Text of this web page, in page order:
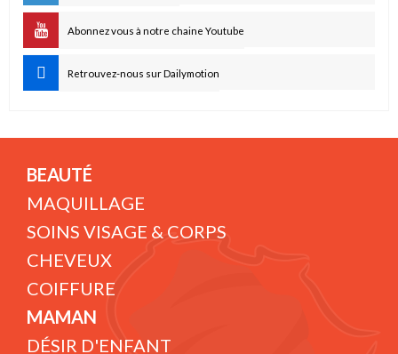
Abonnez vous à notre chaine Youtube
Retrouvez-nous sur Dailymotion
BEAUTÉ
MAQUILLAGE
SOINS VISAGE & CORPS
CHEVEUX
COIFFURE
MAMAN
DÉSIR D'ENFANT